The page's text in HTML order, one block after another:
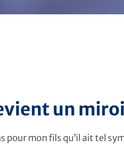
un
pour mon fils qu’il ait tel